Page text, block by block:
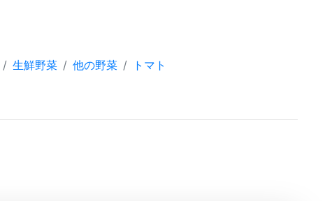
生鮮野菜 他の野菜 トマト